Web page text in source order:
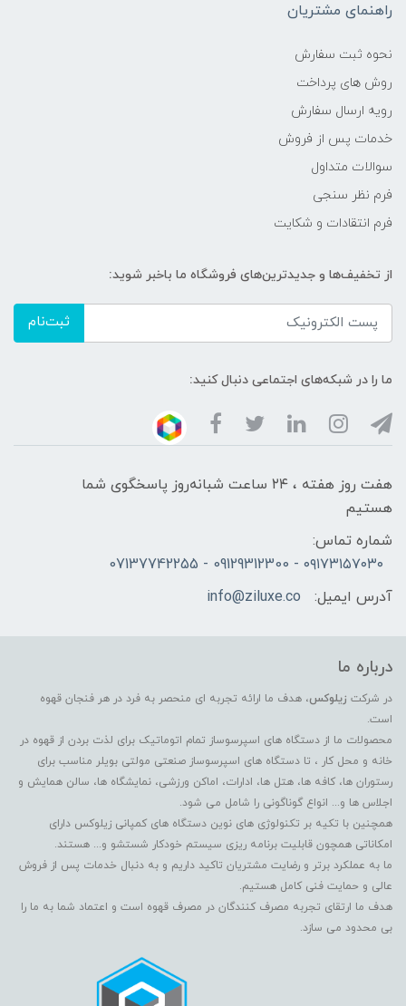
راهنمای مشتریان
نحوه ثبت سفارش
روش های پرداخت
رویه ارسال سفارش
خدمات پس از فروش
سوالات متداول
فرم نظر سنجی
فرم انتقادات و شکایت
از تخفیف‌ها و جدیدترین‌های فروشگاه ما باخبر شوید:
ثبت‌نام
ما را در شبکه‌های اجتماعی دنبال کنید:
هفت روز هفته ، ۲۴ ساعت شبانه‌روز پاسخگوی شما
هستیم
شماره تماس:
۰۹۱۷۳۱۵۷۰۳۰ - 09129312300 - 07137742255
آدرس ایمیل:
info@ziluxe.co
درباره ما
در شرکت زیلوکس، هدف ما ارائه تجربه ای منحصر به فرد در هر فنجان قهوه
است.
محصولات ما از دستگاه های اسپرسوساز تمام اتوماتیک برای لذت بردن از قهوه در
خانه و محل کار ، تا دستگاه های اسپرسوساز صنعتی مولتی بویلر مناسب برای
رستوران ها، کافه ها، هتل ها، ادارات، اماکن ورزشی، نمایشگاه ها، سالن همایش و
اجلاس ها و... انواع گوناگونی را شامل می شود.
همچنین با تکیه بر تکنولوژی های نوین دستگاه های کمپانی زیلوکس دارای
امکاناتی همچون قابلیت برنامه ریزی سیستم خودکار شستشو و... هستند.
ما به عملکرد برتر و رضایت مشتریان تاکید داریم و به دنبال خدمات پس از فروش
عالی و حمایت فنی کامل هستیم.
هدف ما ارتقای تجربه مصرف کنندگان در مصرف قهوه است و اعتماد شما به ما را
بی محدود می سازد.